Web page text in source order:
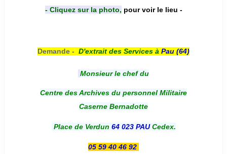
- Cliquez sur la photo, pour voir le lieu -
Demande - D'extrait des Services à Pau (64)
Monsieur le chef du
Centre des Archives du personnel Militaire
Caserne Bernadotte
Place de Verdun 64 023 PAUCedex.
05 59 40 46 92